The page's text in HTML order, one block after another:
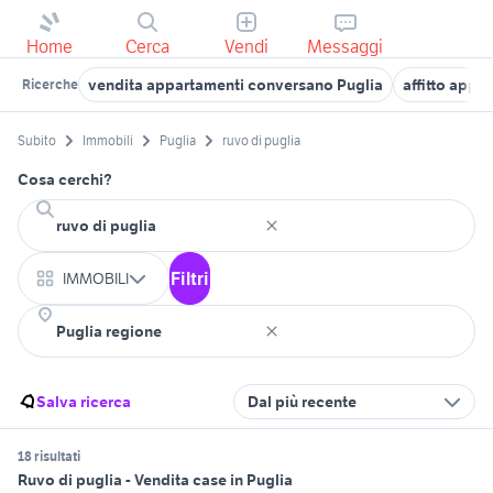
Home Cerca Vendi Messaggi
Ricerche vendita appartamenti conversano Puglia affitto
Subito Immobili Puglia ruvo di puglia
Cosa cerchi?
IMMOBILI Filtri
Salva ricerca Dal più recente
18 risultati
Ruvo di puglia - Vendita case in Puglia